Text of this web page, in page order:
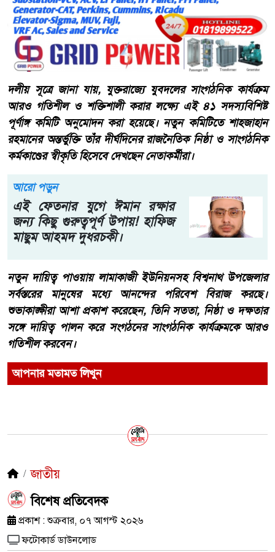
দলীয় সূত্রে জানা যায়, যুক্তরাজ্যে যুবদলের সাংগঠনিক কার্যক্রম
আরও গতিশীল ও শক্তিশালী করার লক্ষ্যে এই ৪১ সদস্যবিশিষ্ট
পূর্ণাঙ্গ কমিটি অনুমোদন করা হয়েছে। নতুন কমিটিতে শাহজাহান
রহমানের অন্তর্ভুক্তি তাঁর দীর্ঘদিনের রাজনৈতিক নিষ্ঠা ও সাংগঠনিক
কর্মকাণ্ডের স্বীকৃতি হিসেবে দেখছেন নেতাকর্মীরা।
আরো পড়ুন
এই ফেতনার যুগে ঈমান রক্ষার
জন্য কিছু গুরুত্বপূর্ণ উপায়! হাফিজ
মাছুম আহমদ দুধরচকী।
নতুন দায়িত্ব পাওয়ায় লামাকাজী ইউনিয়নসহ বিশ্বনাথ উপজেলার
সর্বস্তরের মানুষের মধ্যে আনন্দের পরিবেশ বিরাজ করছে।
শুভাকাঙ্ক্ষীরা আশা প্রকাশ করেছেন, তিনি সততা, নিষ্ঠা ও দক্ষতার
সঙ্গে দায়িত্ব পালন করে সংগঠনের সাংগঠনিক কার্যক্রমকে আরও
গতিশীল করবেন।
আপনার মতামত লিখুন
জাতীয়
​বিশেষ প্রতিবেদক
প্রকাশ : শুক্রবার, ০৭ আগস্ট ২০২৬
ফটোকার্ড ডাউনলোড